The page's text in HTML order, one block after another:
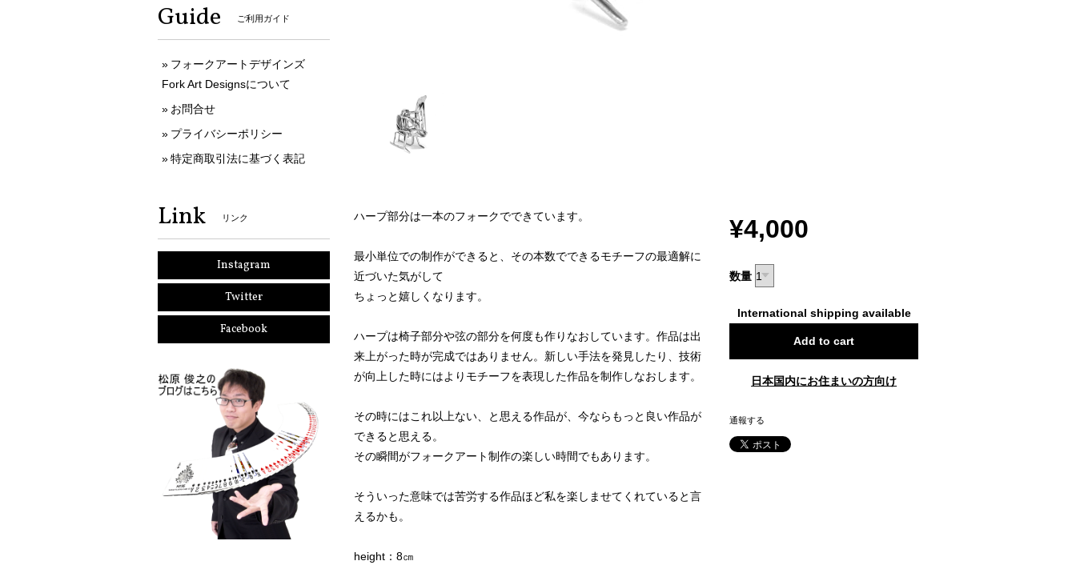
ハープ部分は一本のフォークでできています。
最小単位での制作ができると、その本数でできるモチーフの最適解に
近づいた気がして
ちょっと嬉しくなります。
ハープは椅子部分や弦の部分を何度も作りなおしています。作品は出
来上がった時が完成ではありません。新しい手法を発見したり、技術
が向上した時にはよりモチーフを表現した作品を制作しなおします。
その時にはこれ以上ない、と思える作品が、今ならもっと良い作品が
できると思える。
その瞬間がフォークアート制作の楽しい時間でもあります。
そういった意味では苦労する作品ほど私を楽しませてくれていると言
えるかも。
height：8㎝
¥4,000
数量
International shipping available
Add to cart
日本国内にお住まいの方向け
通報する
Guide ご利用ガイド
フォークアートデザインズ
Fork Art Designsについて
お問合せ
プライバシーポリシー
特定商取引法に基づく表記
Link リンク
Instagram
Twitter
Facebook